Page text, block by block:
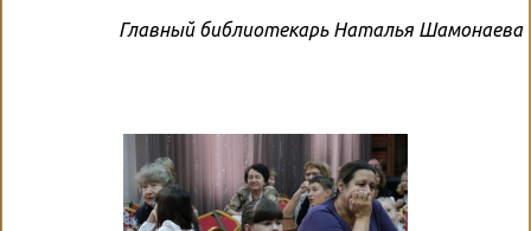
Главный библиотекарь Наталья Шамонаева